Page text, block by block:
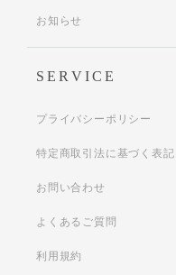
お知らせ
SERVICE
プライバシーポリシー
特定商取引法に基づく表記
お問い合わせ
よくあるご質問
利用規約